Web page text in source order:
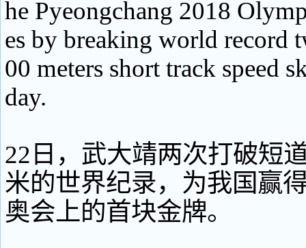
he Pyeongchang 2018
es by breaking world record
00 meters short track speed
day.
22日，武大靖两次打破短
米的世界纪录，为我国赢
奥会上的首块金牌。